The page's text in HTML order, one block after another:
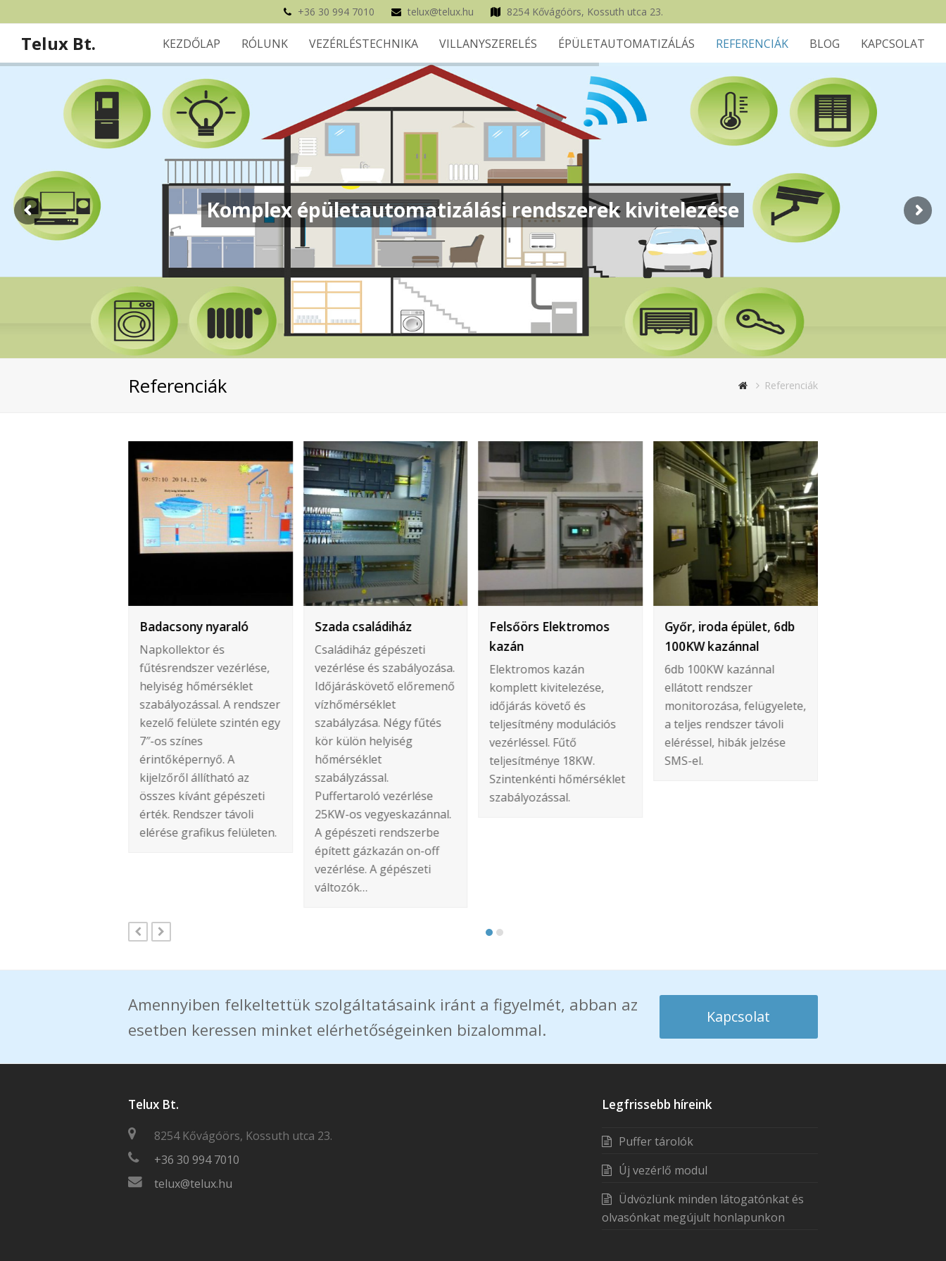
+36 30 994 7010 telux@telux.hu 8254 Kővágóörs, Kossuth utca 23.
Telux Bt. KEZDŐLAP RÓLUNK VEZÉRLÉSTECHNIKA VILLANYSZERELÉS ÉPÜLETAUTOMATIZÁLÁS REFERENCIÁK BLOG KAPCSOLAT
Komplex épületautomatizálási rendszerek kivitelezése
Referenciák Referenciák
Badacsony nyaraló
Napkollektor és
fűtésrendszer vezérlése,
helyiség hőmérséklet
szabályozással. A rendszer
kezelő felülete szintén egy
7″-os színes
érintőképernyő. A
kijelzőről állítható az
összes kívánt gépészeti
érték. Rendszer távoli
elérése grafikus felületen.
Szada családiház
Családiház gépészeti
vezérlése és szabályozása.
Időjáráskövető előremenő
vízhőmérséklet
szabályzása. Négy fűtés
kör külön helyiség
hőmérséklet
szabályzással.
Puffertaroló vezérlése
25KW-os vegyeskazánnal.
A gépészeti rendszerbe
épített gázkazán on-off
vezérlése. A gépészeti
változók…
Felsőörs Elektromos
kazán
Elektromos kazán
komplett kivitelezése,
időjárás követő és
teljesítmény modulációs
vezérléssel. Fűtő
teljesítménye 18KW.
Szintenkénti hőmérséklet
szabályozással.
Győr, iroda épület, 6db
100KW kazánnal
6db 100KW kazánnal
ellátott rendszer
monitorozása, felügyelete,
a teljes rendszer távoli
eléréssel, hibák jelzése
SMS-el.
Amennyiben felkeltettük szolgáltatásaink iránt a figyelmét, abban az
esetben keressen minket elérhetőségeinken bizalommal.
Kapcsolat
Telux Bt.
8254 Kővágóörs, Kossuth utca 23.
+36 30 994 7010
telux@telux.hu
Legfrissebb híreink
Puffer tárolók
Új vezérlő modul
Üdvözlünk minden látogatónkat és
olvasónkat megújult honlapunkon